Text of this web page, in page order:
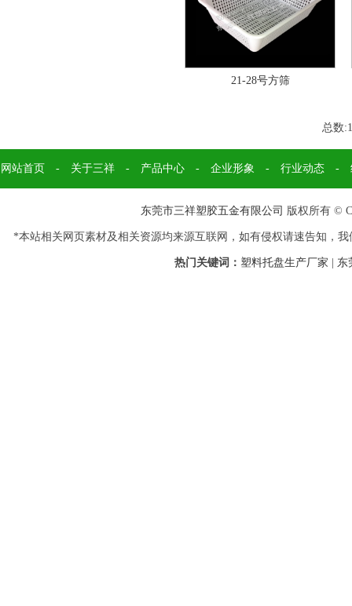
21-28号方筛
总数
网站首页 - 关于三祥- 产品中心- 企业形象 - 行业动态-
东莞市三祥塑胶五金有限公司 版权所有 ©
*本站相关网页素材及相关资源均来源互联网，如有侵权请速告知，
热门关键词： 塑料托盘生产厂家 东